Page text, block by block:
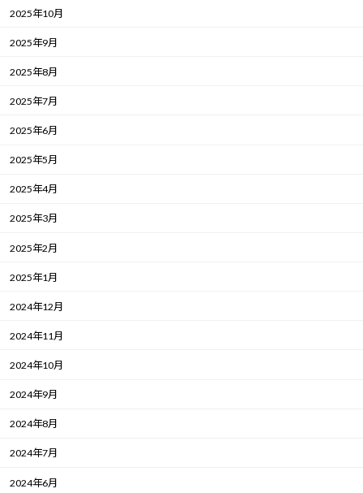
2025年10月
2025年9月
2025年8月
2025年7月
2025年6月
2025年5月
2025年4月
2025年3月
2025年2月
2025年1月
2024年12月
2024年11月
2024年10月
2024年9月
2024年8月
2024年7月
2024年6月